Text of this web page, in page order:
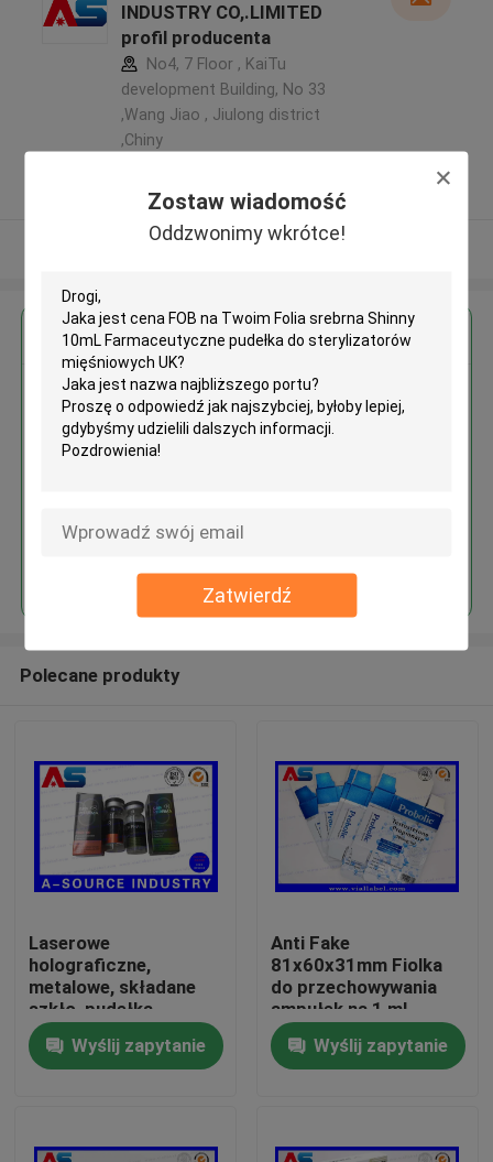
Zostaw wiadomość
Oddzwonimy wkrótce!
Zatwierdź
Dom
O nas
INDUSTRY CO,.LIMITED
profil producenta
No4, 7 Floor , KaiTu
development Building, No 33
,Wang Jiao , Jiulong district
,Chiny
zweryfikowane Dostawca
Zobacz więcej
Uzyskaj najlepszą cenę za
Folia srebrna Shinny 10mL
Farmaceutyczne pudełka do
Polecane produkty
Laserowe
holograficzne,
metalowe, składane
szkło, pudełka
sterydowe, fiolka 10
ml, opakowanie,
etykieta, pudełka
Wyślij zapytanie
Anti Fake
81x60x31mm Fiolka
do przechowywania
ampułek na 1 ml
propionianu
testosteronu
Wyślij zapytanie